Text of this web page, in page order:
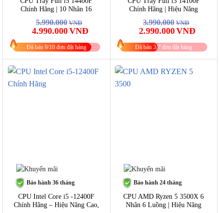
Chính Hãng | 10 Nhân 16
5.990.000 VNĐ
Giá
là:
5.990.000VNĐ.
4.990.000VNĐGiá
tại
là:
Đã bán 9/10 đơn đặt hàng
Chính Hãng | Hiệu Năng
3.990.000 VNĐ
Giá
gốc
là:
3.990.000VNĐ.
2.990.000VNĐGiá
tại
Đã bán 3/7 đơn đặt hàng
Bảo hành 36 tháng
CPU Intel Core i5 -12400F
Chính Hãng – Hiệu Năng Cao,
Bảo hành 24 tháng
CPU AMD Ryzen 5 3500X 6
Nhân 6 Luồng | Hiệu Năng